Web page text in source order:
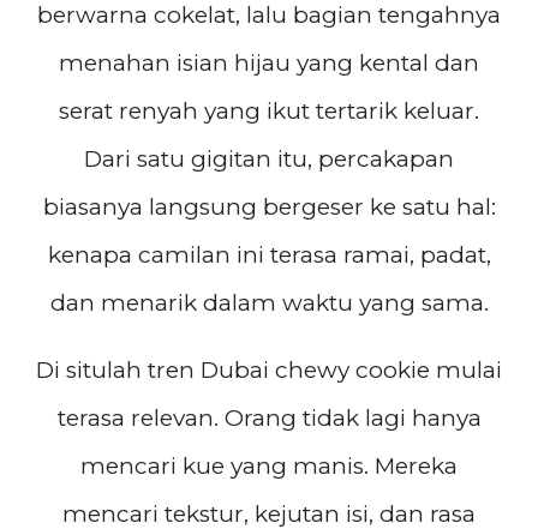
berwarna cokelat, lalu bagian tengahnya
menahan isian hijau yang kental dan
serat renyah yang ikut tertarik keluar.
Dari satu gigitan itu, percakapan
biasanya langsung bergeser ke satu hal:
kenapa camilan ini terasa ramai, padat,
dan menarik dalam waktu yang sama.
Di situlah tren Dubai chewy cookie mulai
terasa relevan. Orang tidak lagi hanya
mencari kue yang manis. Mereka
mencari tekstur, kejutan isi, dan rasa